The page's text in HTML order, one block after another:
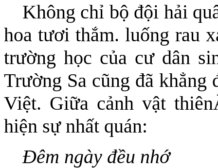
Không chỉ bộ đội hải
hoa tươi thắm. luống rau
trường học của cư dân
Trường Sa cũng đã
Việt. Giữa cảnh vật
hiện sự nhất quán:
Đêm ngày đều nhớ